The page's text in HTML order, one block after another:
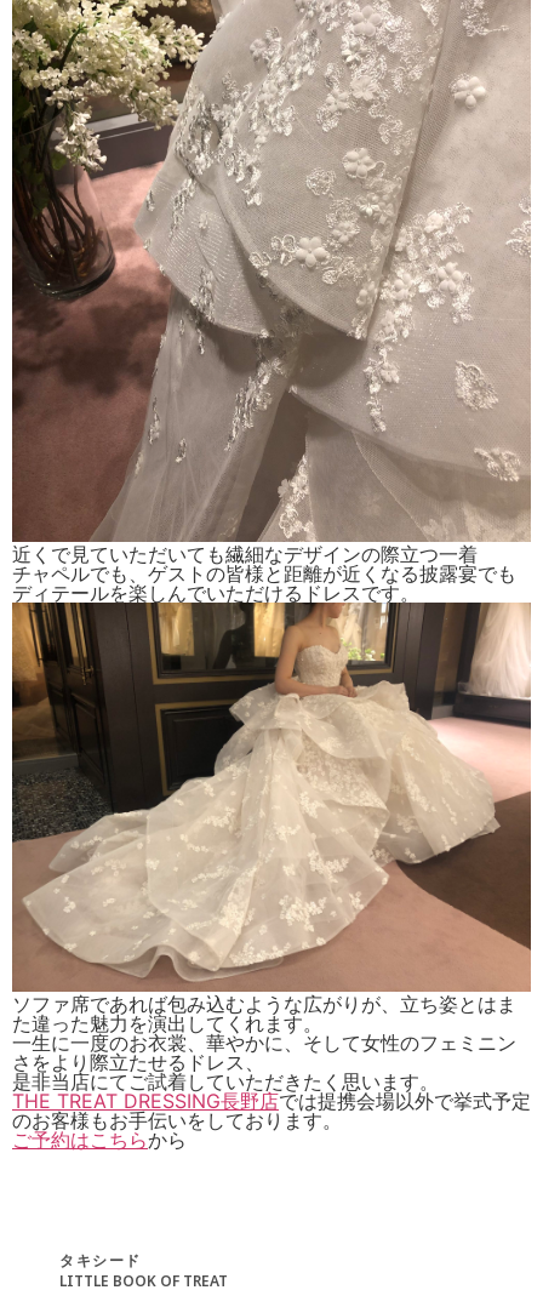
近くで見ていただいても繊細なデザインの際立つ一着
チャペルでも、ゲストの皆様と距離が近くなる披露宴でも
ディテールを楽しんでいただけるドレスです。
ソファ席であれば包み込むような広がりが、立ち姿とはま
た違った魅力を演出してくれます。
一生に一度のお衣裳、華やかに、そして女性のフェミニン
さをより際立たせるドレス、
是非当店にてご試着していただきたく思います。
THE TREAT DRESSING長野店では提携会場以外で挙式予定
のお客様もお手伝いをしております。
ご予約はこちらから
タキシード
LITTLE BOOK OF TREAT